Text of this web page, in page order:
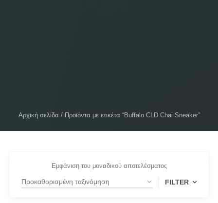
Αρχική σελίδα Προϊόντα με ετικέτα “Buffalo CLD Chai Sneaker”
Εμφάνιση του μοναδικού αποτελέσματος
FILTER